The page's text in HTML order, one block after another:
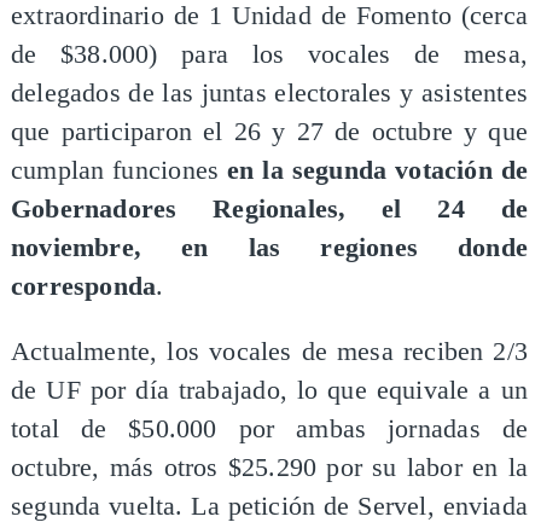
extraordinario de 1 Unidad de Fomento (cerca
de $38.000) para los vocales de mesa,
delegados de las juntas electorales y asistentes
que participaron el 26 y 27 de octubre y que
cumplan funcionesen la segunda votación de
Gobernadores Regionales, el 24 de
noviembre, en las regiones donde
corresponda.
Actualmente, los vocales de mesa reciben 2/3
de UF por día trabajado, lo que equivale a un
total de $50.000 por ambas jornadas de
octubre, más otros $25.290 por su labor en la
segunda vuelta. La petición de Servel, enviada